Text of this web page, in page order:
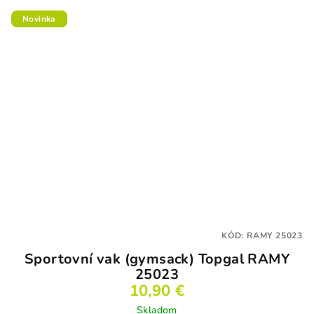
Novinka
Sportovní vak (gymsack) Topgal RAMY
25023
10,90 €
Skladom
KÓD: RAMY 25023